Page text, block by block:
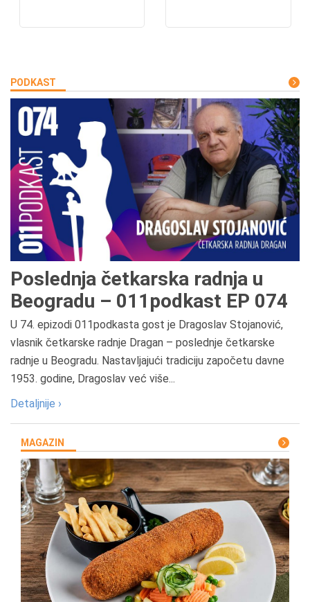
PODKAST
Poslednja četkarska radnja u
Beogradu – 011podkast EP 074
U 74. epizodi 011podkasta gost je Dragoslav Stojanović,
vlasnik četkarske radnje Dragan – poslednje četkarske
radnje u Beogradu. Nastavljajući tradiciju započetu davne
1953. godine, Dragoslav već više...
Detaljnije ›
MAGAZIN